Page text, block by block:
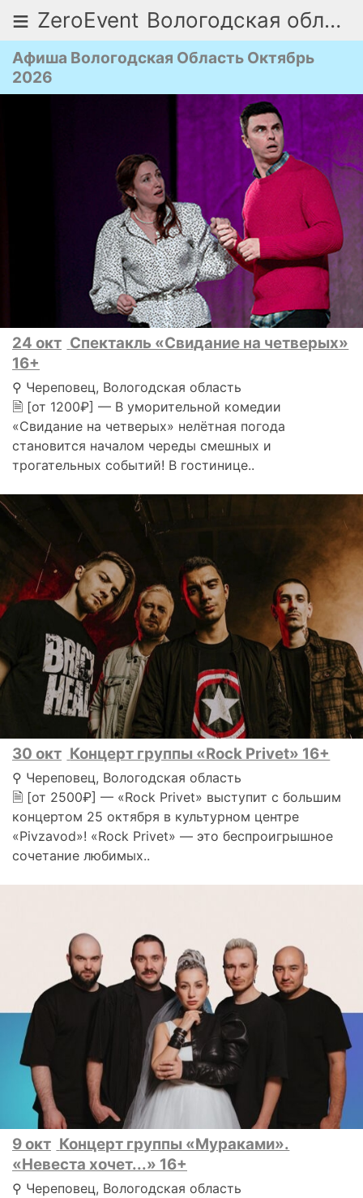
≡ ZeroEvent Вологодская область
Афиша Вологодская Область Октябрь
2026
24 окт Спектакль «Свидание на четверых»
16+
⚲ Череповец, Вологодская область
🗎 [от 1200₽] — В уморительной комедии
«Свидание на четверых» нелётная погода
становится началом череды смешных и
трогательных событий! В гостинице..
30 окт Концерт группы «Rock Privet» 16+
⚲ Череповец, Вологодская область
🗎 [от 2500₽] — «Rock Privet» выступит с большим
концертом 25 октября в культурном центре
«Pivzavod»! «Rock Privet» — это беспроигрышное
сочетание любимых..
9 окт Концерт группы «Мураками».
«Невеста хочет...» 16+
⚲ Череповец, Вологодская область